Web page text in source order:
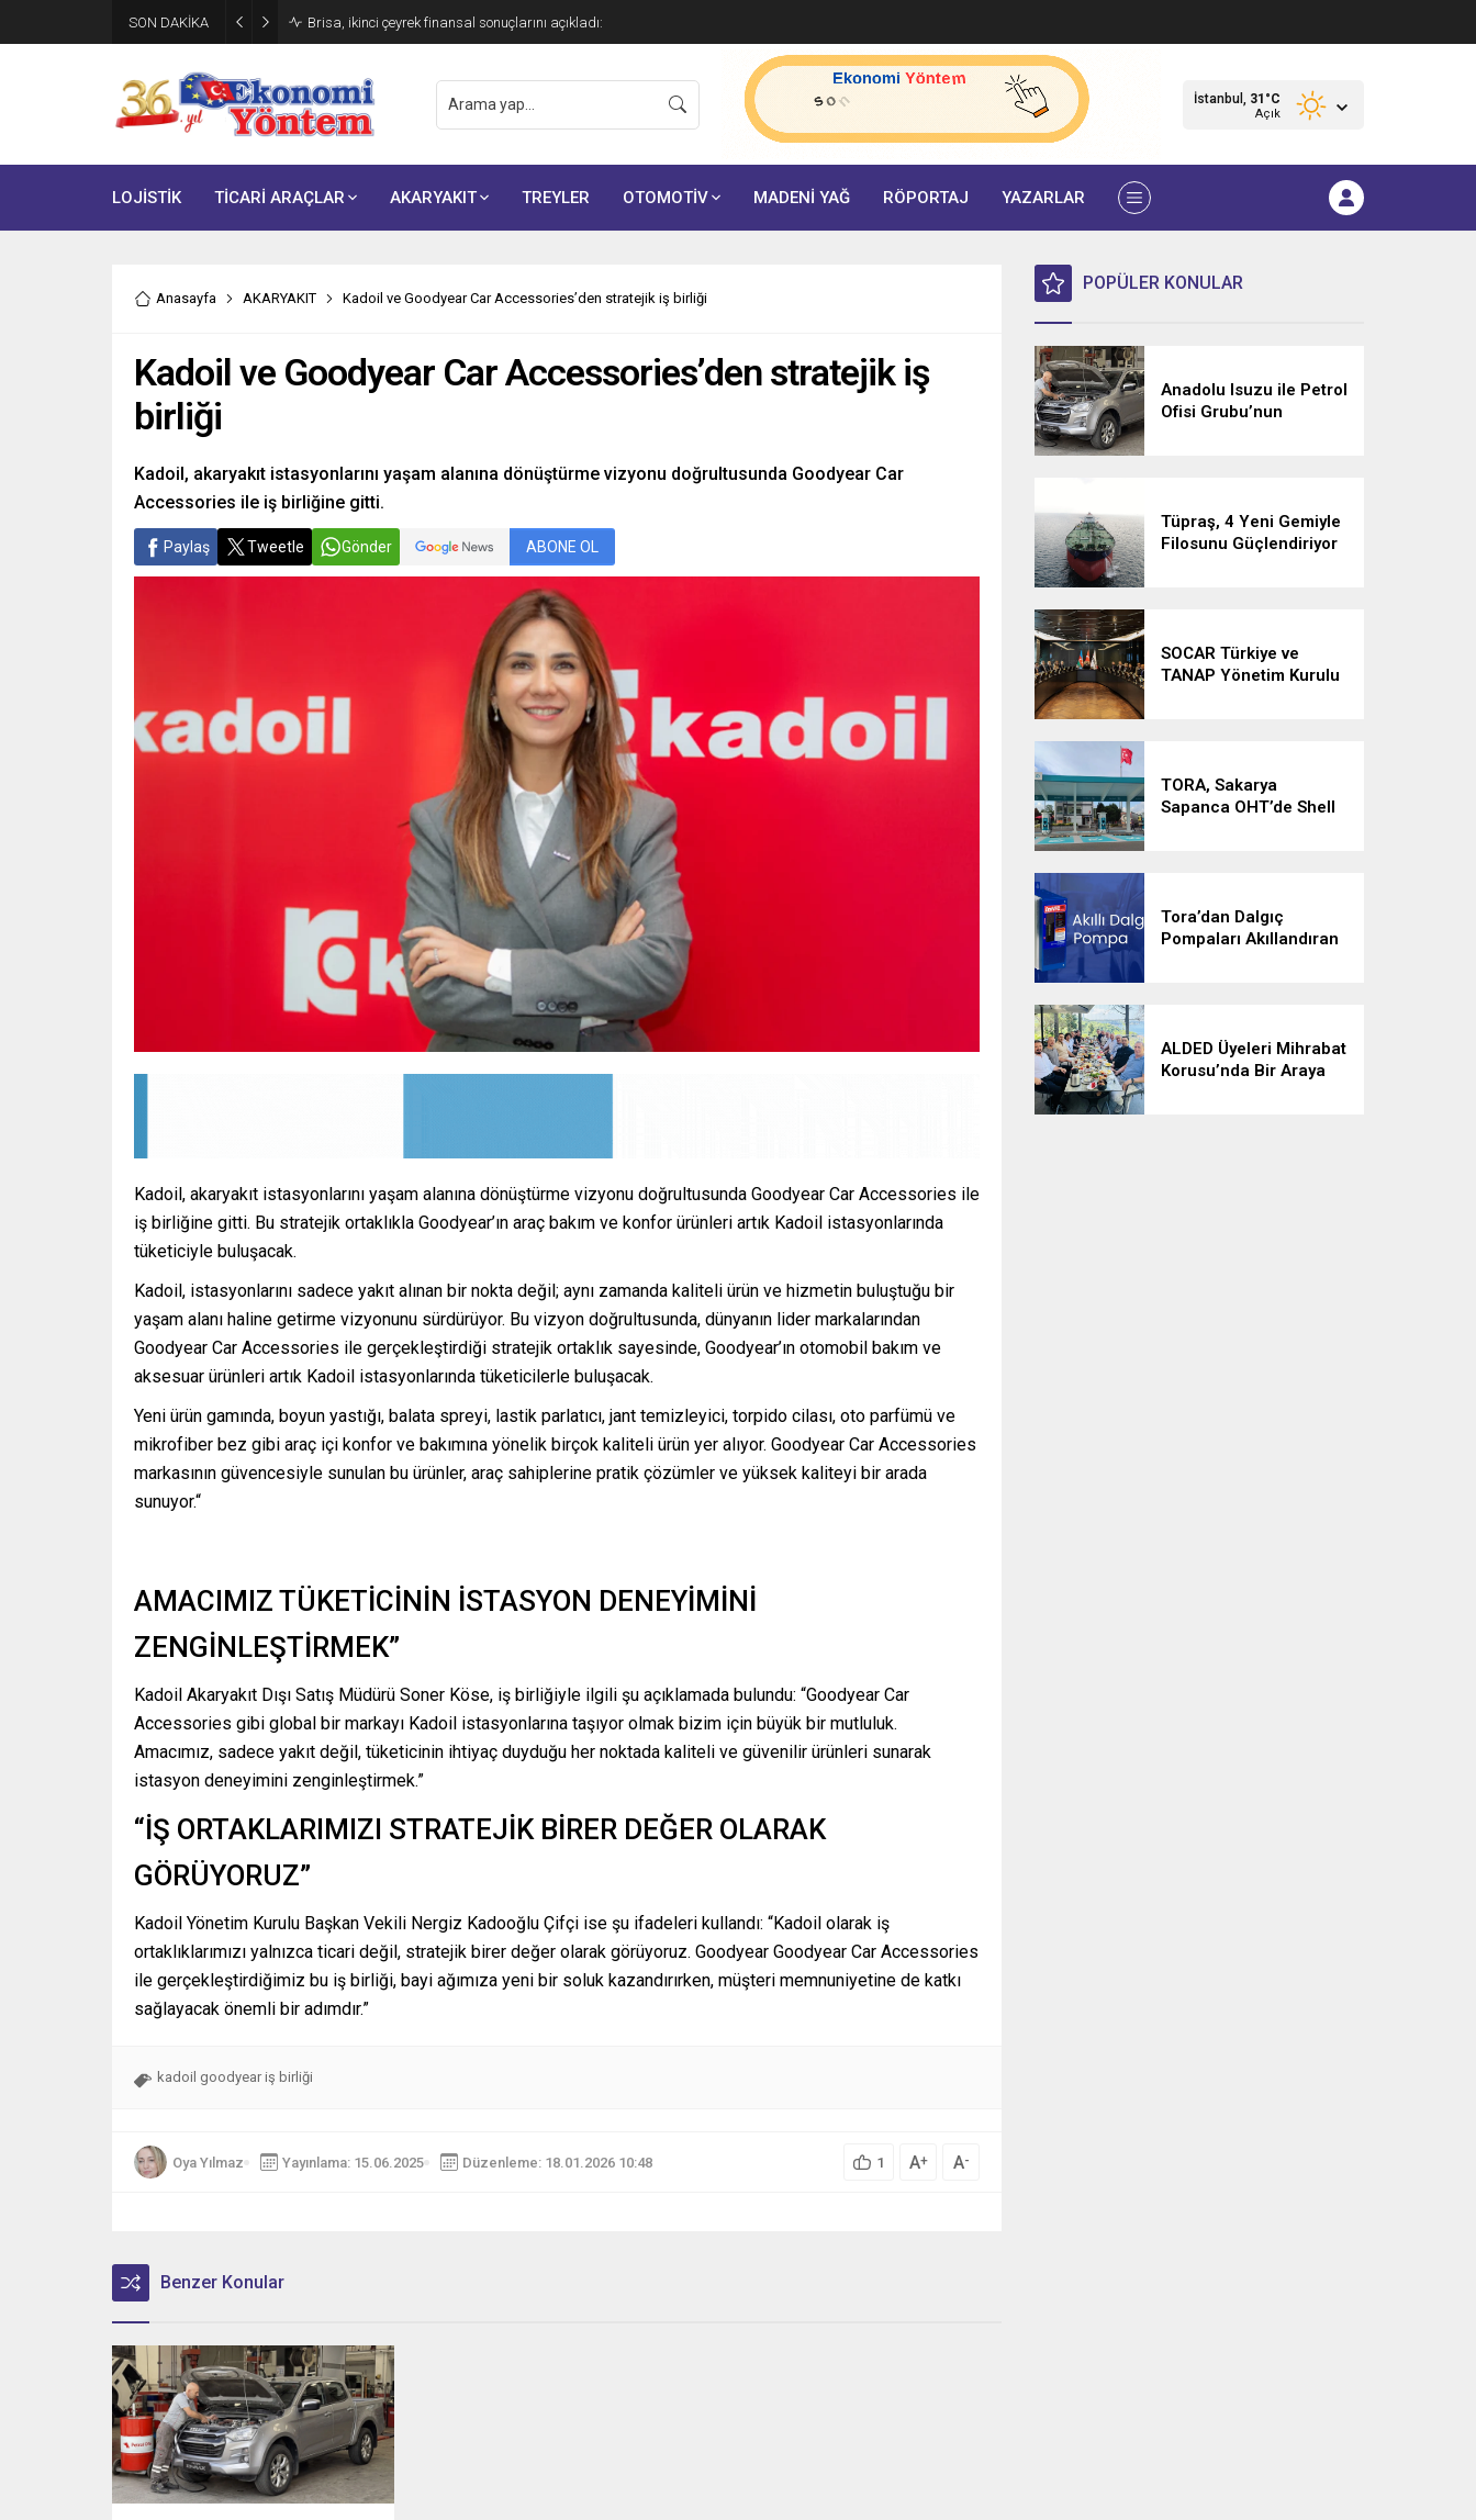
SON DAKİKA Brisa, ikinci çeyrek finansal sonuçlarını açıkladı:
İstanbul, 31 °C
Açık
LOJİSTİK TİCARİ ARAÇLAR AKARYAKIT TREYLER OTOMOTİV MADENİ YAĞ RÖPORTAJ YAZARLAR
Anasayfa AKARYAKIT Kadoil ve Goodyear Car Accessories’den stratejik iş birliği
Kadoil ve Goodyear Car Accessories’den stratejik iş
birliği
Kadoil, akaryakıt istasyonlarını yaşam alanına dönüştürme vizyonu doğrultusunda Goodyear Car
Accessories ile iş birliğine gitti.
Paylaş Tweetle Gönder ABONE OL
Kadoil, akaryakıt istasyonlarını yaşam alanına dönüştürme vizyonu doğrultusunda Goodyear Car Accessories ile
iş birliğine gitti. Bu stratejik ortaklıkla Goodyear’ın araç bakım ve konfor ürünleri artık Kadoil istasyonlarında
tüketiciyle buluşacak.
Kadoil, istasyonlarını sadece yakıt alınan bir nokta değil; aynı zamanda kaliteli ürün ve hizmetin buluştuğu bir
yaşam alanı haline getirme vizyonunu sürdürüyor. Bu vizyon doğrultusunda, dünyanın lider markalarından
Goodyear Car Accessories ile gerçekleştirdiği stratejik ortaklık sayesinde, Goodyear’ın otomobil bakım ve
aksesuar ürünleri artık Kadoil istasyonlarında tüketicilerle buluşacak.
Yeni ürün gamında, boyun yastığı, balata spreyi, lastik parlatıcı, jant temizleyici, torpido cilası, oto parfümü ve
mikrofiber bez gibi araç içi konfor ve bakımına yönelik birçok kaliteli ürün yer alıyor. Goodyear Car Accessories
markasının güvencesiyle sunulan bu ürünler, araç sahiplerine pratik çözümler ve yüksek kaliteyi bir arada
sunuyor.“
AMACIMIZ TÜKETİCİNİN İSTASYON DENEYİMİNİ
ZENGİNLEŞTİRMEK”
Kadoil Akaryakıt Dışı Satış Müdürü Soner Köse, iş birliğiyle ilgili şu açıklamada bulundu: “Goodyear Car
Accessories gibi global bir markayı Kadoil istasyonlarına taşıyor olmak bizim için büyük bir mutluluk.
Amacımız, sadece yakıt değil, tüketicinin ihtiyaç duyduğu her noktada kaliteli ve güvenilir ürünleri sunarak
istasyon deneyimini zenginleştirmek.”
“İŞ ORTAKLARIMIZI STRATEJİK BİRER DEĞER OLARAK
GÖRÜYORUZ”
Kadoil Yönetim Kurulu Başkan Vekili Nergiz Kadooğlu Çifçi ise şu ifadeleri kullandı: “Kadoil olarak iş
ortaklıklarımızı yalnızca ticari değil, stratejik birer değer olarak görüyoruz. Goodyear Goodyear Car Accessories
ile gerçekleştirdiğimiz bu iş birliği, bayi ağımıza yeni bir soluk kazandırırken, müşteri memnuniyetine de katkı
sağlayacak önemli bir adımdır.”
kadoil goodyear iş birliği
Oya Yılmaz Yayınlama: 15.06.2025 Düzenleme: 18.01.2026 10:48 1 A+ A-
Benzer Konular
POPÜLER KONULAR
Anadolu Isuzu ile Petrol
Ofisi Grubu’nun
Tüpraş, 4 Yeni Gemiyle
Filosunu Güçlendiriyor
SOCAR Türkiye ve
TANAP Yönetim Kurulu
TORA, Sakarya
Sapanca OHT’de Shell
Tora’dan Dalgıç
Pompaları Akıllandıran
ALDED Üyeleri Mihrabat
Korusu’nda Bir Araya